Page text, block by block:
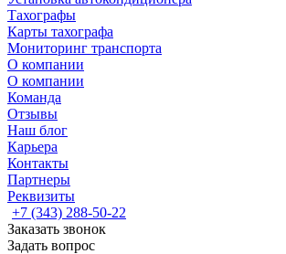
Тахографы
Карты тахографа
Мониторинг транспорта
О компании
О компании
Команда
Отзывы
Наш блог
Карьера
Контакты
Партнеры
Реквизиты
+7 (343) 288-50-22
Заказать звонок
Задать вопрос